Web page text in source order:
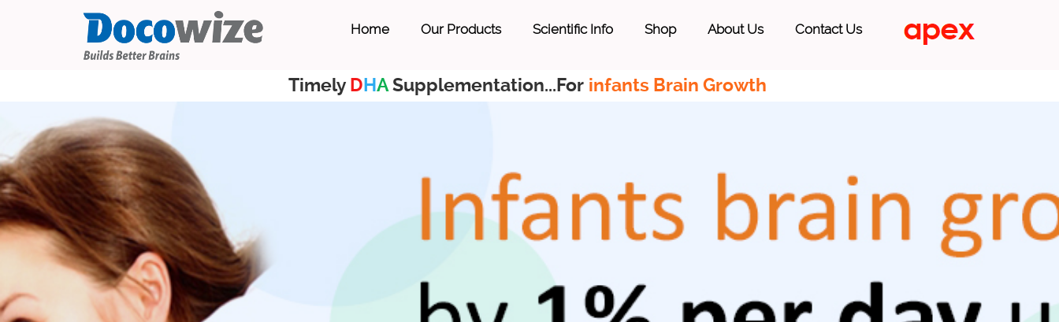
Home Our Products Scientific Info Shop About Us Contact Us
Timely DHASupplementation...For infants Brain Growth